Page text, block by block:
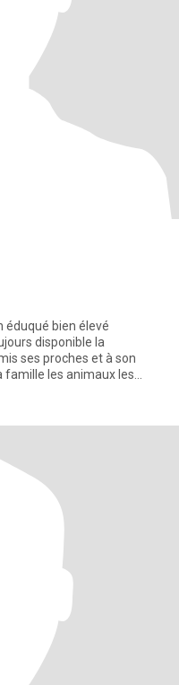
éduqué bien élevé
disponible la
ses proches et à son
famille les animaux les